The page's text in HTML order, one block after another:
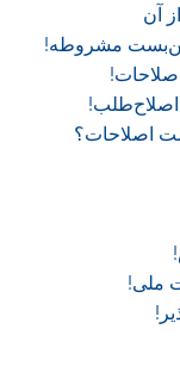
آن
بن‌بست مشروطه!
اصلاح‌طلب!
اصلاحات؟
ملی!